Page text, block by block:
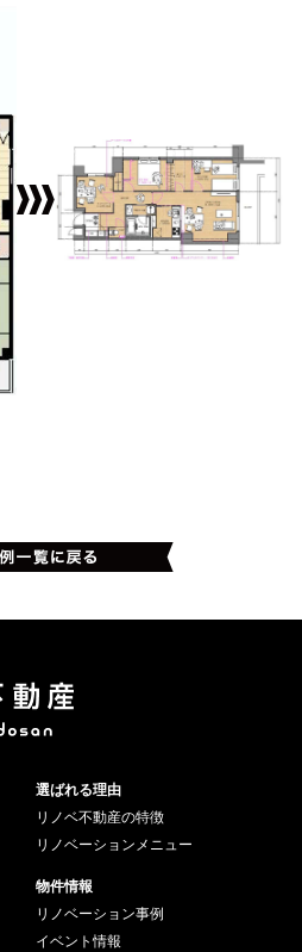
選ばれる理由
リノベ不動産の特徴
リノベーションメニュー
物件情報
リノベーション事例
イベント情報